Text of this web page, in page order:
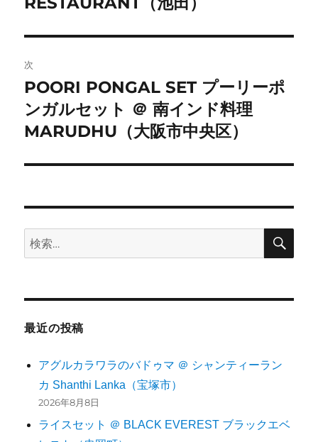
シ
ョ
ン
次
次
の
投
POORI PONGAL SET プーリーポ
ンガルセット ＠ 南インド料理
MARUDHU（大阪市中央区）
検
索:
検
最近の投稿
アグルカラワラのバドゥマ ＠ シャンティーラン
カ Shanthi Lanka（宝塚市）
2026年8月8日
ライスセット ＠ BLACK EVEREST ブラックエベ